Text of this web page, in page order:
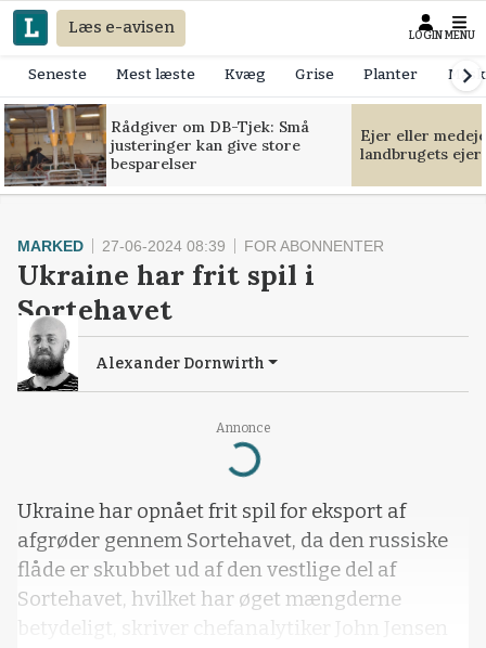
Læs e-avisen LOGIN MENU
Seneste Mest læste Kvæg Grise Planter
Rådgiver om DB-Tjek: Små
justeringer kan give store
besparelser
Ejer eller
landbrugets
Annonce
Loading...
MARKED 27-06-2024 08:39 FOR ABONNENTER
Ukraine har frit spil i
Sortehavet
Alexander Dornwirth
Ukraine har opnået frit spil for eksport af
afgrøder gennem Sortehavet, da den russiske
flåde er skubbet ud af den vestlige del af
Sortehavet, hvilket har øget mængderne
betydeligt, skriver chefanalytiker John Jensen